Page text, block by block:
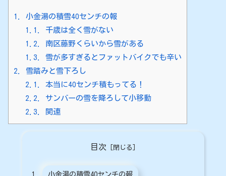
1.
小金湯の積雪40センチの報
1.1.
千歳は全く雪がない
1.2.
南区藤野くらいから雪がある
1.3.
雪が多すぎるとファットバイクでも辛い
2.
雪踏みと雪下ろし
2.1.
本当に40センチ積もってる！
2.2.
サンバーの雪を降ろして小移動
2.3.
関連
目次
小金湯の積雪40センチの報